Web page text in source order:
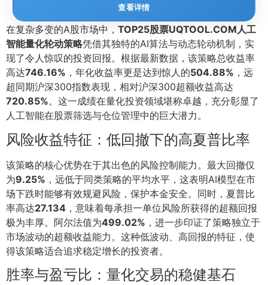
查看详情
在复杂多变的A股市场中， TOP25股票UQTOOL.COM人工
智能量化轮动策略凭借其独特的AI算法与动态轮动机制，实
现了令人惊叹的投资回报。根据最新数据，该策略总收益率
高达746.16% ，年化收益率更是达到惊人的504.88% ，远
超同期沪深300指数表现，相对沪深300超额收益高达
720.85%。这一成绩在量化投资领域堪称卓越，充分彰显了
人工智能在股票筛选与仓位管理中的巨大潜力。
风险收益特征：低回撤下的高夏普比率
该策略的核心优势在于其出色的风险控制能力。最大回撤仅
为9.25% ，远低于同类策略的平均水平，这表明AI模型在市
场下跌时能够有效规避风险，保护本金安全。同时，夏普比
率高达27.134 ，意味着每承担一单位风险所获得的超额回报
极为丰厚。阿尔法值为499.02% ，进一步印证了策略独立于
市场波动的超额收益能力。这种低波动、高回报的特征，使
得该策略适合追求稳定增长的投资者。
胜率与盈亏比：量化交易的稳健基石